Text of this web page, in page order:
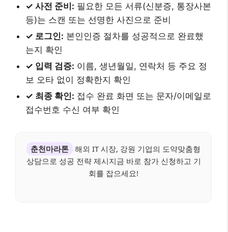
✓ 사전 준비: 필요한 모든 서류(신분증, 통장사본
등)는 스캔 또는 선명한 사진으로 준비
✓ 로그인: 본인인증 절차를 성공적으로 완료했
는지 확인
✓ 입력 검증: 이름, 생년월일, 연락처 등 주요 정
보 오타 없이 정확한지 확인
✓ 최종 확인: 접수 완료 화면 또는 문자/이메일로
접수번호 수신 여부 확인
춘천마라톤 해외 IT 시장, 강원 기업의 도약맞춤형
상담으로 성공 전략 제시지금 바로 참가 신청하고 기
회를 잡으세요!